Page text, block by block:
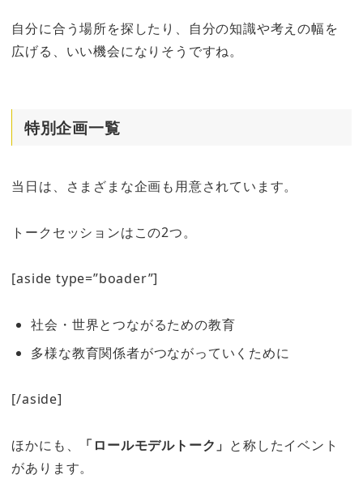
自分に合う場所を探したり、自分の知識や考えの幅を
広げる、いい機会になりそうですね。
特別企画一覧
当日は、さまざまな企画も用意されています。
トークセッションはこの2つ。
[aside type=”boader”]
社会・世界とつながるための教育
多様な教育関係者がつながっていくために
[/aside]
ほかにも、 「ロールモデルトーク」 と称したイベント
があります。